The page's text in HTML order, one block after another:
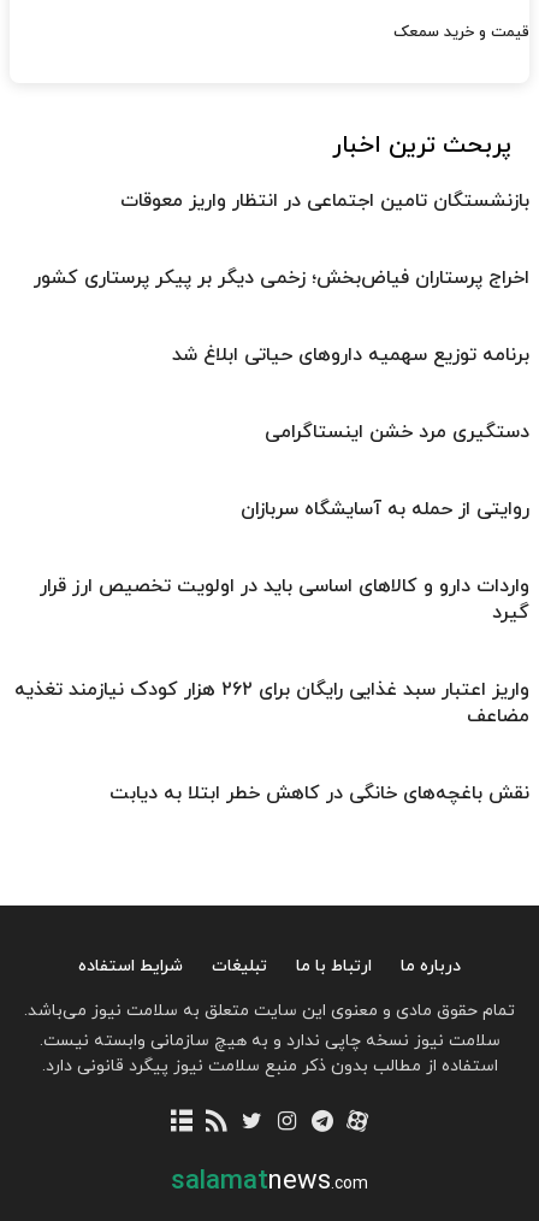
قیمت و خرید سمعک
پربحث ترین اخبار
بازنشستگان تامین اجتماعی در انتظار واریز معوقات
اخراج پرستاران فیاض‌بخش؛ زخمی دیگر بر پیکر پرستاری کشور
برنامه توزیع سهمیه داروهای حیاتی ابلاغ شد
دستگیری مرد خشن اینستاگرامی
روایتی از حمله به آسایشگاه سربازان
واردات دارو و کالاهای اساسی باید در اولویت تخصیص ارز قرار
گیرد
واریز اعتبار سبد غذایی رایگان برای ۲۶۲ هزار کودک نیازمند تغذیه
مضاعف
نقش باغچه‌های خانگی در کاهش خطر ابتلا به دیابت
درباره ما ارتباط با ما تبلیغات
شرایط استفاده
تمام حقوق مادی و معنوی این سایت متعلق به سلامت نیوز می‌باشد.
سلامت نیوز نسخه چاپی ندارد و به هیچ سازمانی وابسته نیست.
استفاده از مطالب بدون ذکر منبع سلامت نیوز پیگرد قانونی دارد.
salamatnews.com